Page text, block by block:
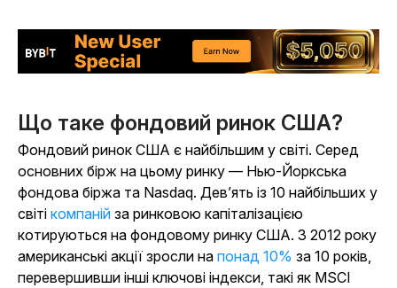
Що таке фондовий ринок США?
Фондовий ринок США є найбільшим у світі. Серед
основних бірж на цьому ринку — Нью-Йоркська
фондова біржа та Nasdaq. Дев’ять із 10 найбільших у
світі компаній за ринковою капіталізацією
котируються на фондовому ринку США. З 2012 року
американські акції зросли на понад 10% за 10 років,
перевершивши інші ключові індекси, такі як MSCI